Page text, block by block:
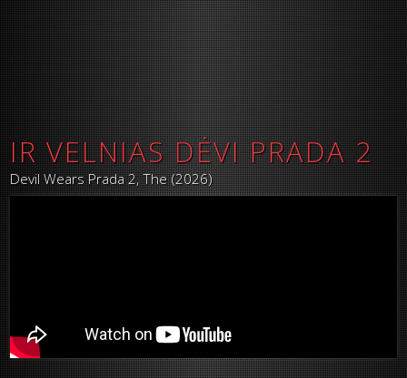
IR VELNIAS DĖVI PRADA 2
Devil Wears Prada 2, The (2026)